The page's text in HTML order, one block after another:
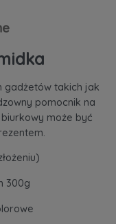
gadżetów takich jak
pomocnik na
może być
300g